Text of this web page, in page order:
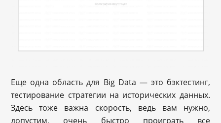
Еще одна область для Big Data — это бэктестинг,
тестирование стратегии на исторических данных.
Здесь тоже важна скорость, ведь вам нужно,
допустим, очень быстро проиграть все